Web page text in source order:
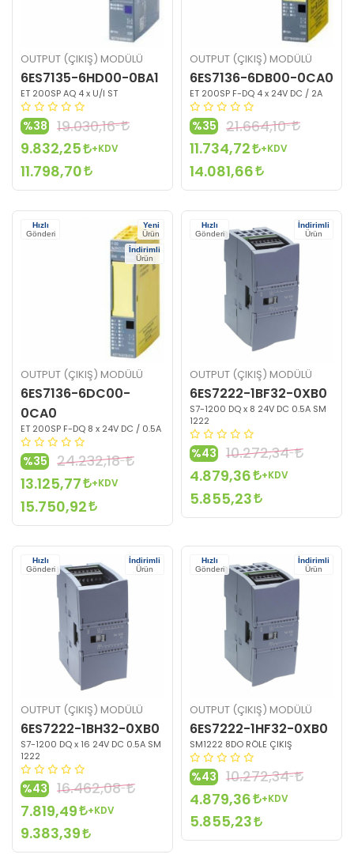
OUTPUT (ÇIKIŞ) MODÜLÜ
6ES7135-6HD00-0BA1
ET 200SP AQ 4 x U/I ST
%38
19.030,16
9.832,25
+KDV
11.798,70
OUTPUT (ÇIKIŞ) MODÜLÜ
6ES7136-6DB00-0CA0
ET 200SP F-DQ 4 x 24V DC / 2A
%35
21.664,10
11.734,72
+KDV
14.081,66
Hızlı
Gönderi
Yeni
Ürün
İndirimli
Ürün
OUTPUT (ÇIKIŞ) MODÜLÜ
6ES7136-6DC00-
0CA0
ET 200SP F-DQ 8 x 24V DC / 0.5A
%35
24.232,18
13.125,77
+KDV
15.750,92
Hızlı
Gönderi
İndirimli
Ürün
OUTPUT (ÇIKIŞ) MODÜLÜ
6ES7222-1BF32-0XB0
S7-1200 DQ x 8 24V DC 0.5A SM
1222
%43
10.272,34
4.879,36
+KDV
5.855,23
Hızlı
Gönderi
İndirimli
Ürün
OUTPUT (ÇIKIŞ) MODÜLÜ
6ES7222-1BH32-0XB0
S7-1200 DQ x 16 24V DC 0.5A SM
1222
%43
16.462,08
7.819,49
+KDV
9.383,39
Hızlı
Gönderi
İndirimli
Ürün
OUTPUT (ÇIKIŞ) MODÜLÜ
6ES7222-1HF32-0XB0
SM1222 8DO RÖLE ÇIKIŞ
%43
10.272,34
4.879,36
+KDV
5.855,23